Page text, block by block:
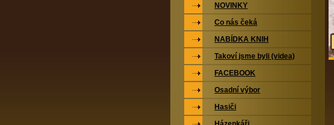
NOVINKY
Co nás čeká
NABÍDKA KNIH
Takoví jsme byli (videa)
FACEBOOK
Osadní výbor
Hasiči